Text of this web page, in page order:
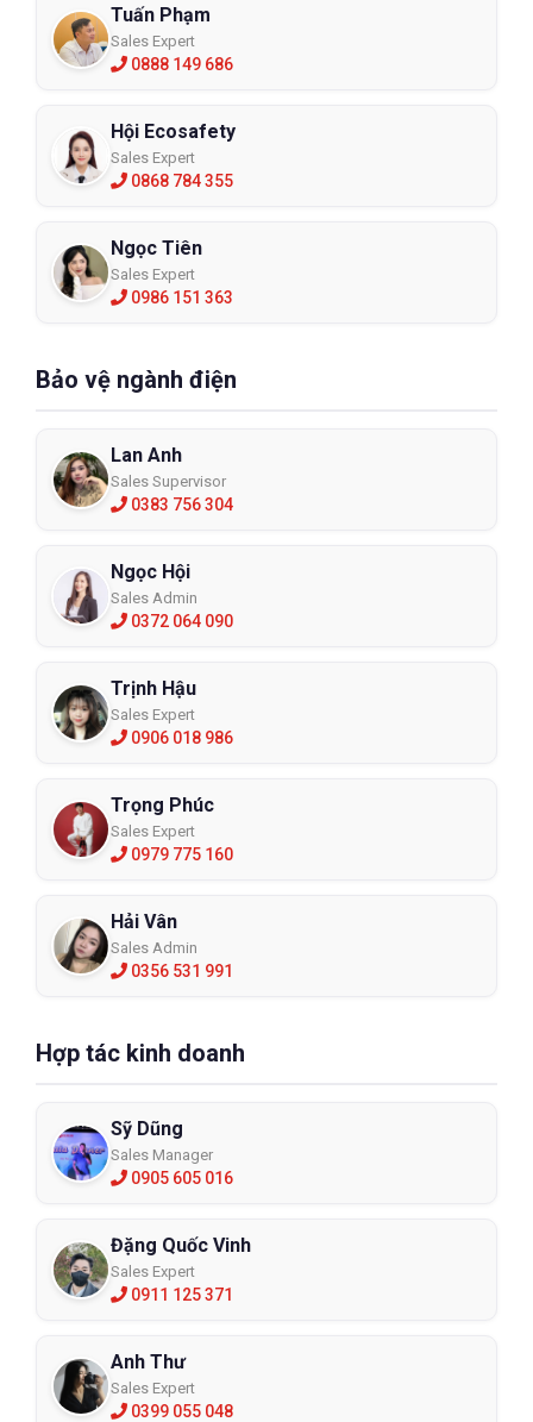
📌 Hệ thống chi nhánh:
📞 Hotline: 098 333 0380
💼 Fanpage:https://www.facebook.com/BHLD.ECO3D/
Tuấn Phạm
Sales Expert
0888 149 686
Hội Ecosafety
Sales Expert
0868 784 355
Ngọc Tiên
Sales Expert
0986 151 363
Bảo vệ ngành điện
Lan Anh
Sales Supervisor
0383 756 304
Ngọc Hội
Sales Admin
0372 064 090
Trịnh Hậu
Sales Expert
0906 018 986
Trọng Phúc
Sales Expert
0979 775 160
Hải Vân
Sales Admin
0356 531 991
Hợp tác kinh doanh
Sỹ Dũng
Sales Manager
0905 605 016
Đặng Quốc Vinh
Sales Expert
0911 125 371
Anh Thư
Sales Expert
0399 055 048